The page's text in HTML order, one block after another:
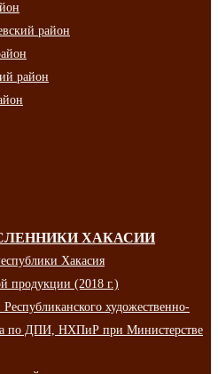
район
район
ХАКАСИИ
Хакасия
продукции (2018 г.)
художественно-
по ДПИ, НХПиР при Министерстве